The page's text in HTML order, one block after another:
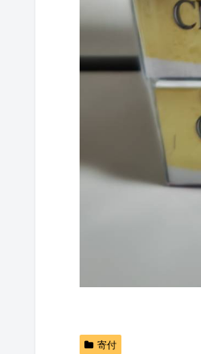
寄付